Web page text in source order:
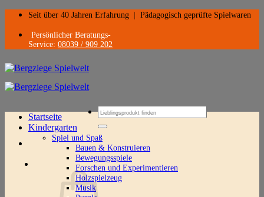
Zum
springen
Seit über 40 Jahren Erfahrung Pädagogisch geprüfte Spielwaren
Persönlicher Beratungs-
Service: 08039 / 909 202
Suchen
nach:
Startseite
Kindergarten
Spiel und Spaß
Bauen & Konstruieren
Bewegungsspiele
Forschen und Experimentieren
Holzspielzeug
Musik